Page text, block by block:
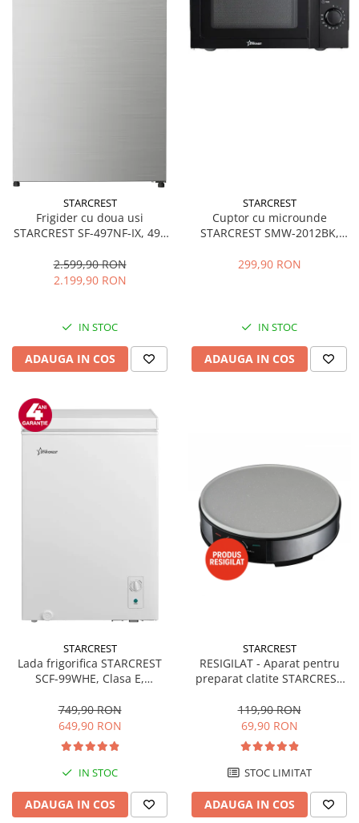
STARCREST
Frigider cu doua usi
STARCREST SF-497NF-IX, 497
Inverter, Clasa E, Display,
Functie super racire, Blocare
2.599,90 RON
2.199,90 RON
IN STOC
ADAUGA IN COS
STARCREST
Cuptor cu microunde
STARCREST SMW-2012BK,
mecanic, 6 Trepte de putere,
299,90 RON
IN STOC
ADAUGA IN COS
STARCREST
Lada frigorifica STARCREST
SCF-99WHE, Clasa E,
convertibil - functie frigider,
Termostat reglabil, Alb
749,90 RON
649,90 RON
IN STOC
ADAUGA IN COS
STARCREST
RESIGILAT - Aparat pentru
preparat clatite STARCREST
invelis ceramic antiaderent,
30 cm, Inox / Negru
119,90 RON
69,90 RON
STOC LIMITAT
ADAUGA IN COS